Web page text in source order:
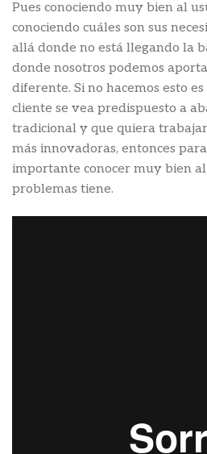
Pues conociendo muy bien al
conociendo cuáles son sus
allá donde no está llegando la
donde nosotros podemos
diferente. Si no hacemos esto
cliente se vea predispuesto a
tradicional y que quiera
más innovadoras, entonces
importante conocer muy bien
problemas tiene.